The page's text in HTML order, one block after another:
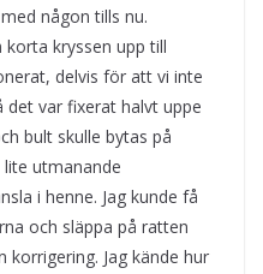
någon tills nu.
korta kryssen upp till
delvis för att vi inte
var fixerat halvt uppe
bult skulle bytas på
utmanande
i henne. Jag kunde få
och släppa på ratten
Jag kände hur